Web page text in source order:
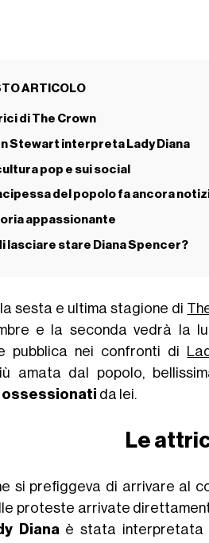
ARTICOLO
di The Crown
Stewart interpreta Lady Diana
pop e sui social
del popolo fa ancora
appassionante
lasciare stare Diana Spencer?
sesta e ultima stagione di
e la seconda vedrà la
pubblica nei confronti di
amata dal popolo,
ossessionati da lei.
Le
si prefiggeva di arrivare al
proteste arrivate
Diana è stata interpretata